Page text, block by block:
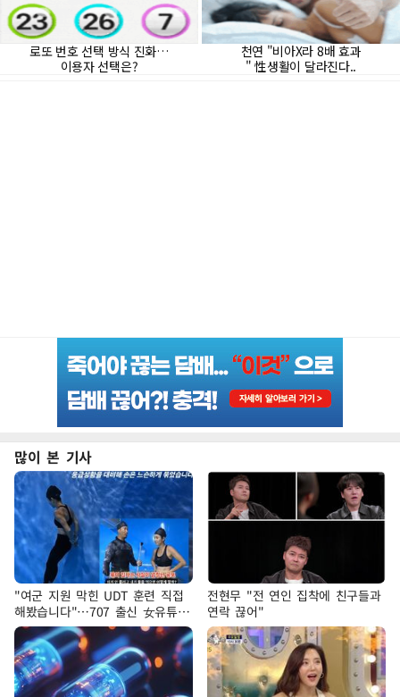
많이 본 기사
"여군 지원 막힌 UDT 훈련 직접
해봤습니다"…707 출신 女유튜버
'완벽 소화'
전현무 "전 연인 집착에 친구들과
연락 끊어"